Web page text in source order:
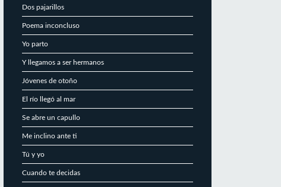
Dos pajarillos
Poema inconcluso
Yo parto
Y llegamos a ser hermanos
Jóvenes de otoño
El río llegó al mar
Se abre un capullo
Me inclino ante ti
Tú y yo
Cuando te decidas